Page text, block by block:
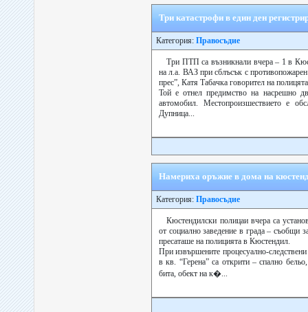
Три катастрофи в един ден
Категория: Правосъдие
Три ПТП са възникнали вчера – 1 в
на л.а. ВАЗ при сблъсък с
прес”, Катя Табачка говорител на
Той е отнел предимство на насрешно
автомобил. Местопроизшествието е
Дупница...
Намериха оръжие в дома на
Категория: Правосъдие
Кюстендилски полицаи вчера са
от социално заведение в града – съобщи
пресаташе на полицията в Кюстендил.
При извършените процесуално-
в кв. “Герена” са открити – спално
бита, обект на к�...